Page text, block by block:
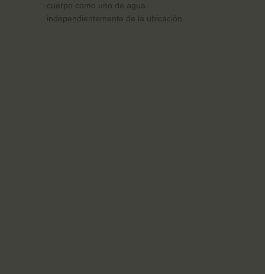
cuerpo como uno de agua
independientemente de la ubicación.